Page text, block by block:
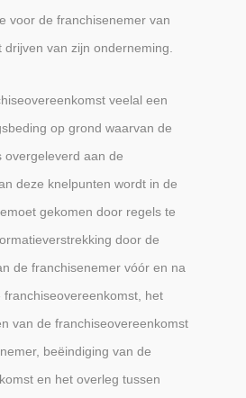
voor de franchisenemer van
van zijn onderneming.
veelal een
op grond waarvan de
overgeleverd aan de
deze knelpunten wordt in de
gekomen door regels te
door de
de franchisenemer vóór en na
franchiseovereenkomst, het
van de franchiseovereenkomst
beëindiging van de
en het overleg tussen